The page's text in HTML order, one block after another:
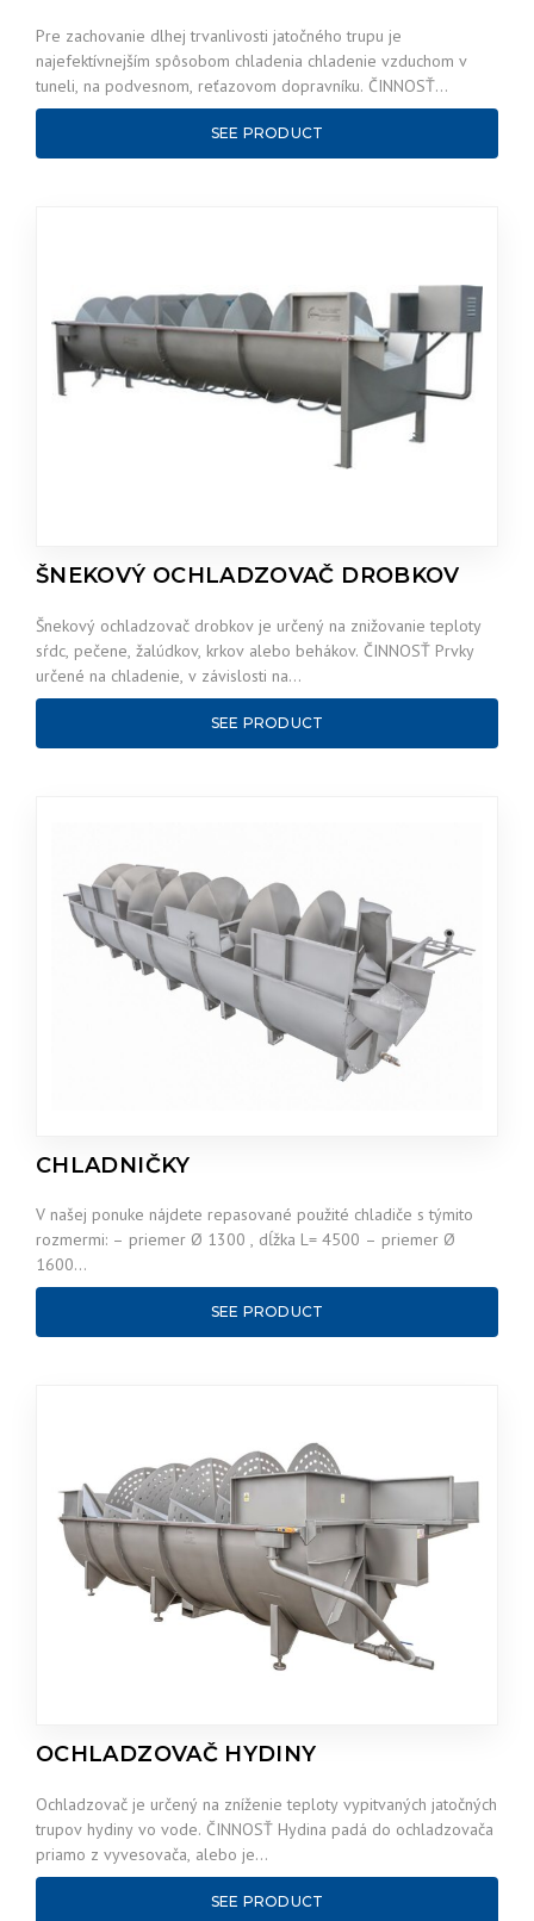
Pre zachovanie dlhej trvanlivosti jatočného trupu je
najefektívnejším spôsobom chladenia chladenie vzduchom v
tuneli, na podvesnom, reťazovom dopravníku. ČINNOSŤ
Štandardný podvesný dopravník…
SEE PRODUCT
ŠNEKOVÝ OCHLADZOVAČ DROBKOV
Šnekový ochladzovač drobkov je určený na znižovanie teploty
sŕdc, pečene, žalúdkov, krkov alebo behákov. ČINNOSŤ Prvky
určené na chladenie, v závislosti na…
SEE PRODUCT
CHLADNIČKY
V našej ponuke nájdete repasované použité chladiče s týmito
rozmermi: – priemer Ø 1300 , dĺžka L= 4500 – priemer Ø
1600…
SEE PRODUCT
OCHLADZOVAČ HYDINY
Ochladzovač je určený na zníženie teploty vypitvaných jatočných
trupov hydiny vo vode. ČINNOSŤ Hydina padá do ochladzovača
priamo z vyvesovača, alebo je…
SEE PRODUCT